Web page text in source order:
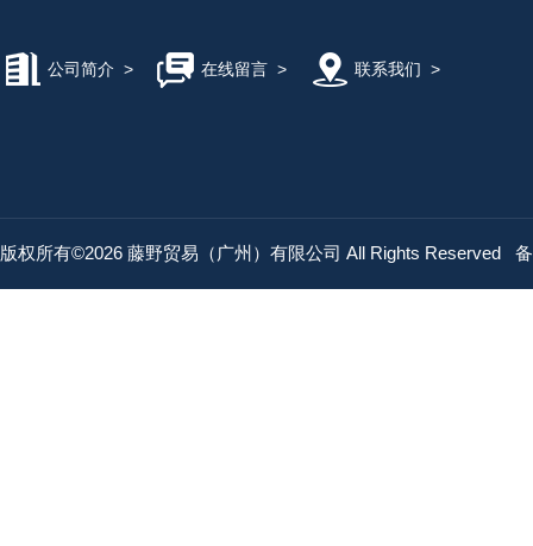
公司简介 > 在线留言> 联系我们 >
版权所有©2026 藤野贸易（广州）有限公司 All Rights Reserved